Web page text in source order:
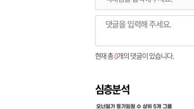
현재 총0개의 댓글이 있습니다.
심층분석